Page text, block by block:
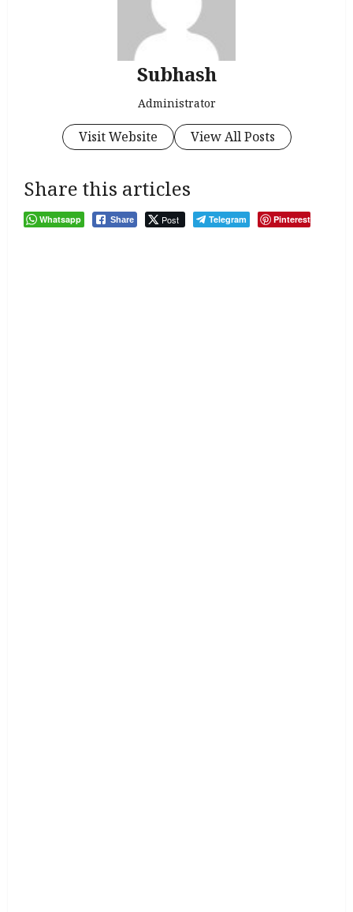
Subhash
Administrator
Visit Website View All Posts
Share this articles
Whatsapp Share Post Telegram Pinterest